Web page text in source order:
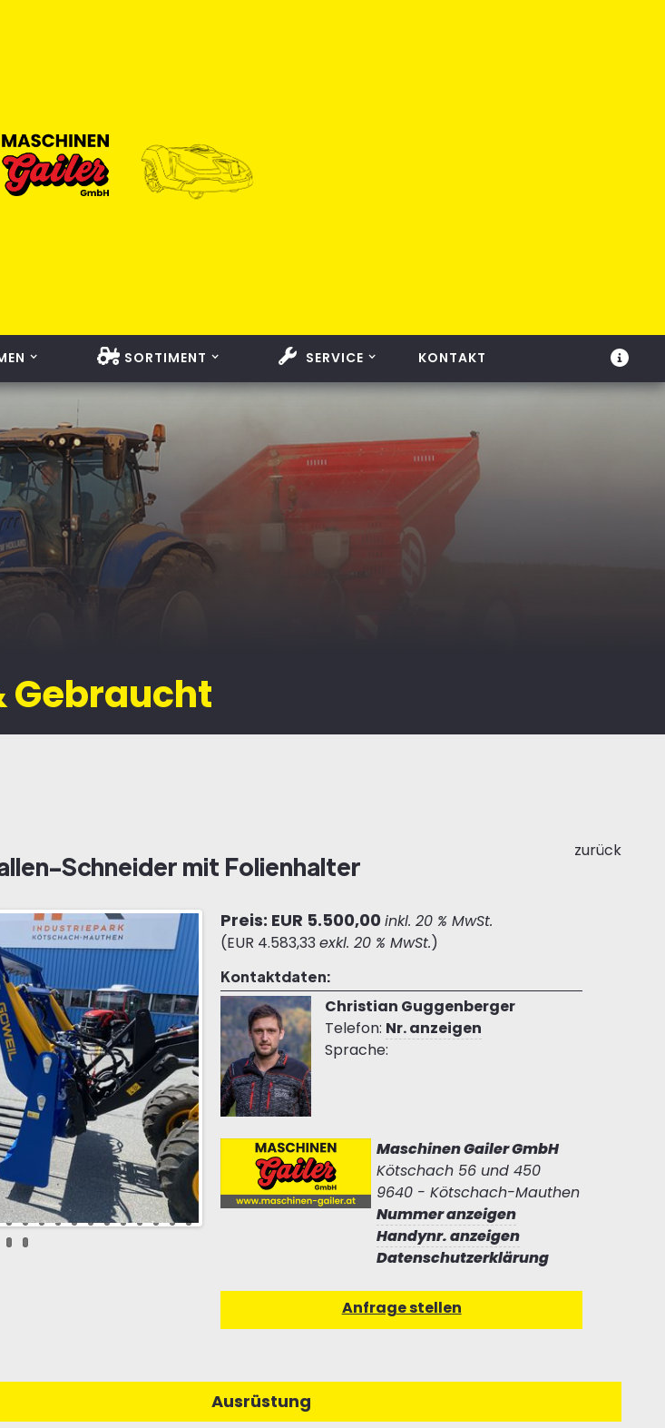
SORTIMENT SERVICE KONTAKT
Gebraucht
Schneider mit Folienhalter
zurück
Preis: EUR 5.500,00 inkl. 20 % MwSt.
(EUR 4.583,33 exkl. 20 % MwSt.)
Kontaktdaten:
Christian Guggenberger
Telefon: Nr. anzeigen
Sprache:
Maschinen Gailer GmbH
Kötschach 56 und 450
9640 - Kötschach-Mauthen
Nummer anzeigen
Handynr. anzeigen
Datenschutzerklärung
Ausrüstung